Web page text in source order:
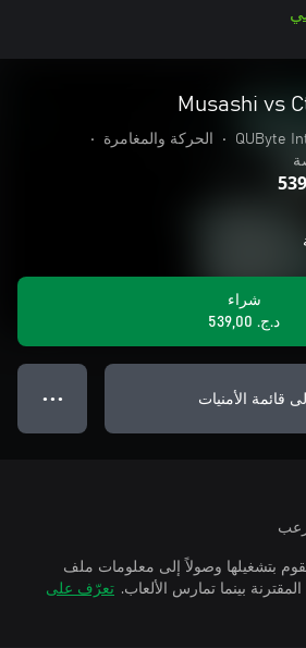
Musashi vs
QUByte
• الحركة والمغامرة
•
شراء
د.ج.‏ 539,00
قائمة الأمنيات ● ● ●
بتشغيلها وصولاً إلى معلومات ملف
تعرّف على